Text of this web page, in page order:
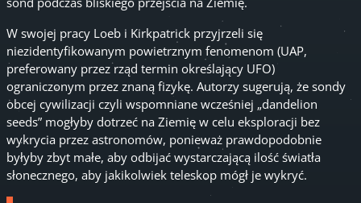
W swojej pracy Loeb i Kirkpatrick przyjrzeli się
niezidentyfikowanym powietrznym fenomenom (UAP,
preferowany przez rząd termin określający UFO)
ograniczonym przez znaną fizykę. Autorzy sugerują, że sondy
obcej cywilizacji czyli wspomniane wcześniej „dandelion
seeds” mogłyby dotrzeć na Ziemię w celu eksploracji bez
wykrycia przez astronomów, ponieważ prawdopodobnie
byłyby zbyt małe, aby odbijać wystarczającą ilość światła
słonecznego, aby jakikolwiek teleskop mógł je wykryć.